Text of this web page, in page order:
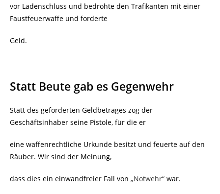
vor Ladenschluss und bedrohte den Trafikanten mit einer
Faustfeuerwaffe und forderte
Geld.
Statt Beute gab es Gegenwehr
Statt des geforderten Geldbetrages zog der
Geschäftsinhaber seine Pistole, für die er
eine waffenrechtliche Urkunde besitzt und feuerte auf den
Räuber. Wir sind der Meinung,
dass dies ein einwandfreier Fall von „Notwehr“ war.